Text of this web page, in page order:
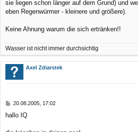
sie liegen schon länger auf dem Grund) und
eben Regenwürmer - kleinere und größere).
Keine Ahnung warum die sich ertränken!!
Wasser ist nicht immer durchsichtig
Axel Zdiarstek
B
i
20.08.2005, 17:02
hallo IQ